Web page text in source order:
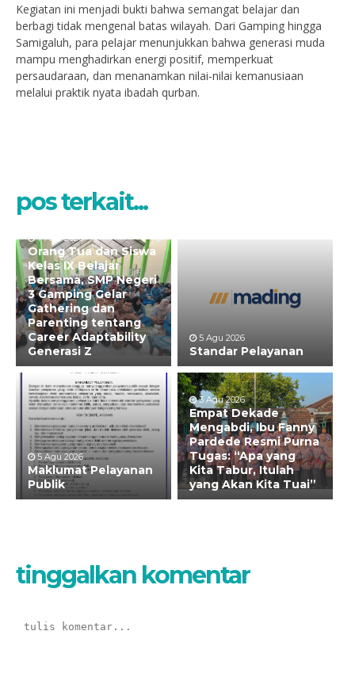
Kegiatan ini menjadi bukti bahwa semangat belajar dan
berbagi tidak mengenal batas wilayah. Dari Gamping hingga
Samigaluh, para pelajar menunjukkan bahwa generasi muda
mampu menghadirkan energi positif, memperkuat
persaudaraan, dan menanamkan nilai-nilai kemanusiaan
melalui praktik nyata ibadah qurban.
pos terkait...
7 Agu 2026
Orang Tua dan Siswa
Kelas IX Belajar
Bersama, SMP Negeri
3 Gamping Gelar
Gathering dan
Parenting tentang
Career Adaptability
Generasi Z
5 Agu 2026
Standar Pelayanan
5 Agu 2026
Maklumat Pelayanan
Publik
3 Agu 2026
Empat Dekade
Mengabdi, Ibu Fanny
Pardede Resmi Purna
Tugas: “Apa yang
Kita Tabur, Itulah
yang Akan Kita Tuai”
tinggalkan komentar